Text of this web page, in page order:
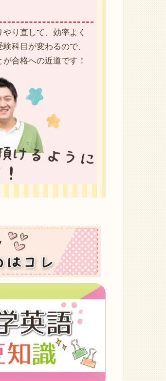
り直して、効率よく
科目が変わるので、
合格への近道です！